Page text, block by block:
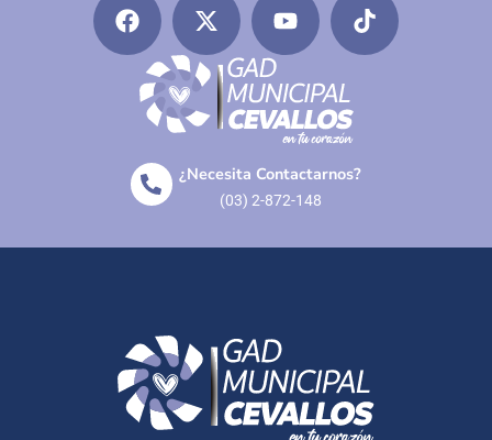
¿Necesita Contactarnos?
(03) 2-872-148